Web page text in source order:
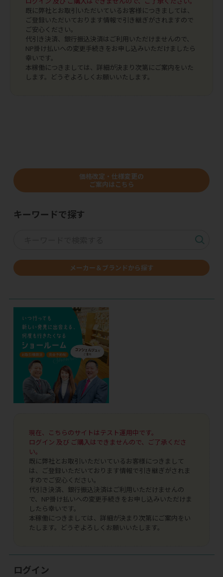
既に弊社とお取引いただいているお客様につきましては、
ご登録いただいております情報で引き継ぎがされますので
ご安心ください。
代引き決済、銀行振込決済はご利用いただけませんので、
NP掛け払いへの変更手続きをお申し込みいただけましたら
幸いです。
本稼働につきましては、詳細が決まり次第にご案内をいた
します。どうぞよろしくお願いいたします。
価格改定・仕様変更の
ご案内はこちら
キーワードで探す
メーカー＆ブランドから探す
現在、こちらのサイトはテスト運用中です。
ログイン 及び ご購入はできませんので、ご了承くださ
い。
既に弊社とお取引いただいているお客様につきまして
は、ご登録いただいております情報で引き継ぎがされま
すのでご安心ください。
代引き決済、銀行振込決済はご利用いただけませんの
で、NP掛け払いへの変更手続きをお申し込みいただけま
したら幸いです。
本稼働につきましては、詳細が決まり次第にご案内をい
たします。どうぞよろしくお願いいたします。
ログイン